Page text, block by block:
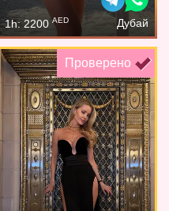
1h: 2200AED Дубай
Проверено